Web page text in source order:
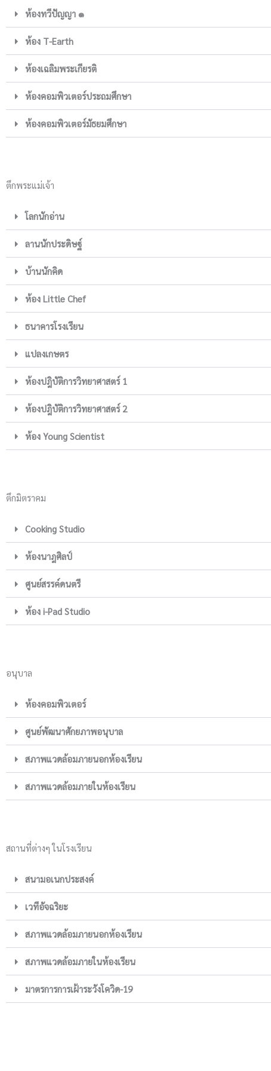
ห้องทวีปัญญา ๑
ห้อง T-Earth
ห้องเฉลิมพระเกียรติ
ห้องคอมพิวเตอร์ประถมศึกษา
ห้องคอมพิวเตอร์มัธยมศึกษา
ตึกพระแม่เจ้า
โลกนักอ่าน
ลานนักประดิษฐ์
บ้านนักคิด
ห้อง Little Chef
ธนาคารโรงเรียน
แปลงเกษตร
ห้องปฎิบัติการวิทยาศาสตร์ 1
ห้องปฎิบัติการวิทยาศาสตร์ 2
ห้อง Young Scientist
ตึกมิตราคม
Cooking Studio
ห้องนาฎศิลป์
ศูนย์สรรค์ดนตรี
ห้อง i-Pad Studio
อนุบาล
ห้องคอมพิวเตอร์
ศูนย์พัฒนาศักยภาพอนุบาล
สภาพแวดล้อมภายนอกห้องเรียน
สภาพแวดล้อมภายในห้องเรียน
สถานที่ต่างๆ ในโรงเรียน
สนามอเนกประสงค์
เวทีอัจฉริยะ
สภาพแวดล้อมภายนอกห้องเรียน
สภาพแวดล้อมภายในห้องเรียน
มาตรการการเฝ้าระวังโควิด-19